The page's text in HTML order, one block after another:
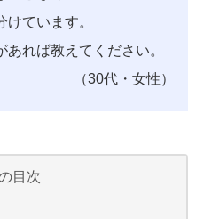
ています。
れば教えてください。
（30代・女性）
目次